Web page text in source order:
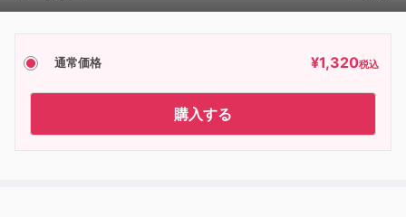
通常価格 ¥1,320税込
購入する